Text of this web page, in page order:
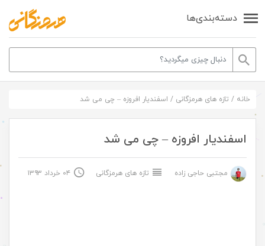
دسته‌بندی‌ها
خانه / تازه های هرمزگانی / اسفندیار افروزه – چی می شد
اسفندیار افروزه – چی می شد
مجتبی حاجی زاده تازه های هرمزگانی ۰۴ خرداد ۱۳۹۳